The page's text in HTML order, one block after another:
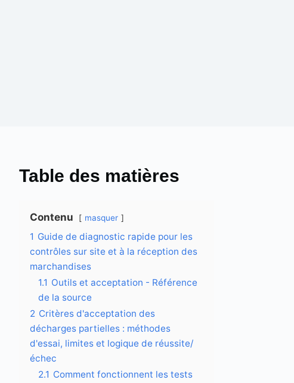
Table des matières
Contenu masquer
1 Guide de diagnostic rapide pour les
contrôles sur site et à la réception des
marchandises
1.1 Outils et acceptation - Référence
de la source
2 Critères d'acceptation des
décharges partielles : méthodes
d'essai, limites et logique de réussite/
échec
2.1 Comment fonctionnent les tests